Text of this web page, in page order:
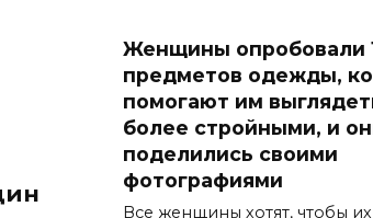
Женщины опробовали
предметов одежды,
помогают им
более стройными, и
поделились своими
фотографиями
Все женщины хотят, чтобы